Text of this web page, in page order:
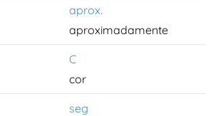
aprox.
aproximadamente
C
cor
seg